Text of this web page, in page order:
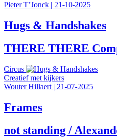
Pieter T’Jonck | 21-10-2025
Hugs & Handshakes
THERE THERE
Circus
Creatief met kijkers
Wouter Hillaert | 21-07-2025
Frames
not standing /